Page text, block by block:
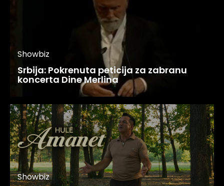
Showbiz
Srbija: Pokrenuta peticija za zabranu
koncerta Dine Merlina
Showbiz